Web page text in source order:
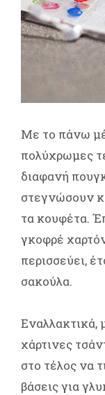
Με το πάνω
πολύχρωμες
διαφανή
στεγνώσουν
τα κουφέτα.
γκοφρέ
περισσεύει,
σακούλα.
Εναλλακτικά,
χάρτινες
στο τέλος να
βάσεις για